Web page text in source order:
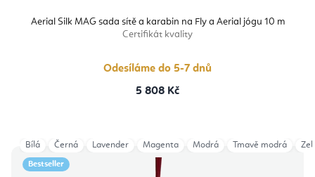
Aerial Silk MAG sada sítě a karabin na Fly a Aerial jógu 10 m
Certifikát kvality
Odesíláme do 5-7 dnů
5 808 Kč
Bestseller
Bílá Černá Lavender Magenta Modrá Tmavě modrá